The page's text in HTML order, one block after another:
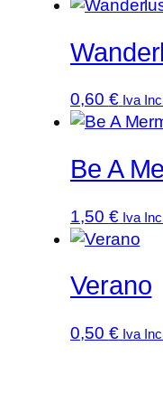
0,60 € Iva
Be A
1,50 € Iva
Verano
0,50 € Iva